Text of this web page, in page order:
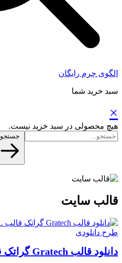
الگوی چرم رایگان
سبد خرید شما
×
هیچ محصولی در سبد خرید نیست.
جستجو
قالب سایت
طرح دانلودی
دانلود قالب Gratech گراتک قالب HTML خدماتی